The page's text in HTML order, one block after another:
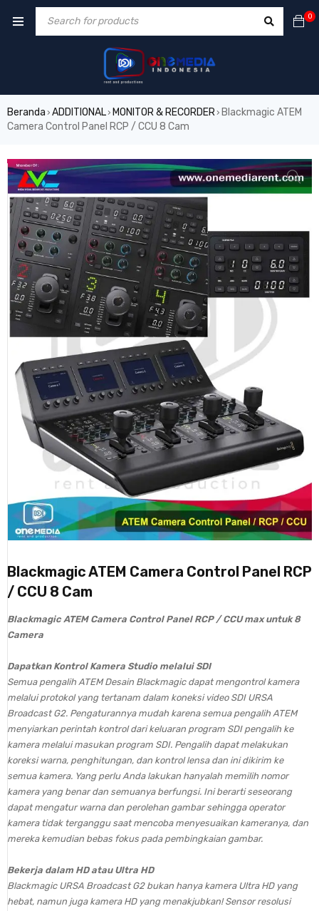
0
Beranda › ADDITIONAL› MONITOR & RECORDER› Blackmagic ATEM
Camera Control Panel RCP / CCU 8 Cam
Blackmagic ATEM Camera Control Panel RCP
/ CCU 8 Cam
Blackmagic ATEM Camera Control Panel RCP / CCU max untuk 8
Camera
Dapatkan Kontrol Kamera Studio melalui SDI
Semua pengalih ATEM Desain Blackmagic dapat mengontrol kamera
melalui protokol yang tertanam dalam koneksi video SDI URSA
Broadcast G2. Pengaturannya mudah karena semua pengalih ATEM
menyiarkan perintah kontrol dari keluaran program SDI pengalih ke
kamera melalui masukan program SDI. Pengalih dapat melakukan
koreksi warna, penghitungan, dan kontrol lensa dan ini dikirim ke
semua kamera. Yang perlu Anda lakukan hanyalah memilih nomor
kamera yang benar dan semuanya berfungsi. Ini berarti seseorang
dapat mengatur warna dan perolehan gambar sehingga operator
kamera tidak terganggu saat mencoba menyesuaikan kameranya, dan
mereka kemudian bebas fokus pada pembingkaian gambar.
Bekerja dalam HD atau Ultra HD
Blackmagic URSA Broadcast G2 bukan hanya kamera Ultra HD yang
hebat, namun juga kamera HD yang menakjubkan! Sensor resolusi